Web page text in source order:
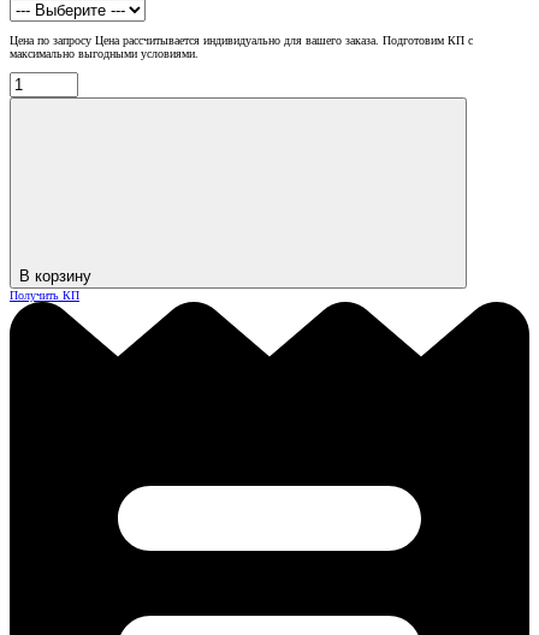
Цена по запросу Цена рассчитывается индивидуально для вашего заказа. Подготовим КП с
максимально выгодными условиями.
В корзину
Получить КП